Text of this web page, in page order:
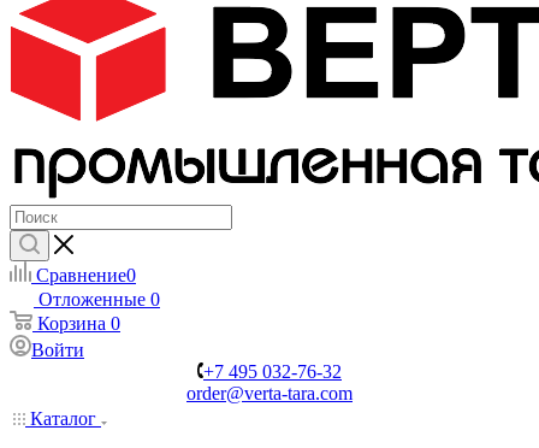
Сравнение0
Отложенные 0
Корзина 0
Войти
+7 495 032-76-32
order@verta-tara.com
Каталог